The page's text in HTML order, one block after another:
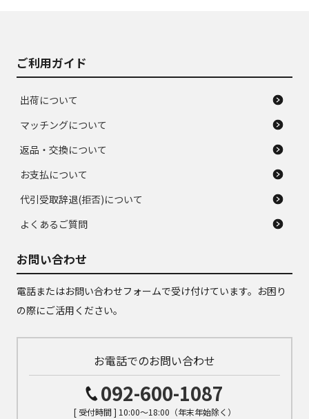
ご利用ガイド
出荷について
マッチングについて
返品・交換について
お支払について
代引受取辞退(拒否)について
よくあるご質問
お問い合わせ
電話またはお問い合わせフォームで受け付けています。お困り
の際にご活用ください。
お電話でのお問い合わせ
092-600-1087
[ 受付時間 ] 10:00～18:00（年末年始除く）